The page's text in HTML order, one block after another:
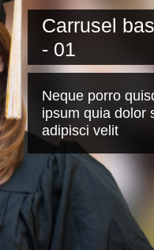
Carrusel
- 01
Neque porro
ipsum quia dolor
adipisci velit